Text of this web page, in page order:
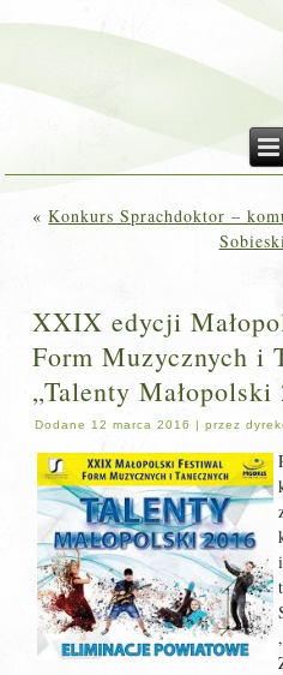
«Konkurs Sprachdoktor –
XXIX edycji
Form Muzycznych i
„Talenty Małopolski
Dodane 12 marca 2016 |przez